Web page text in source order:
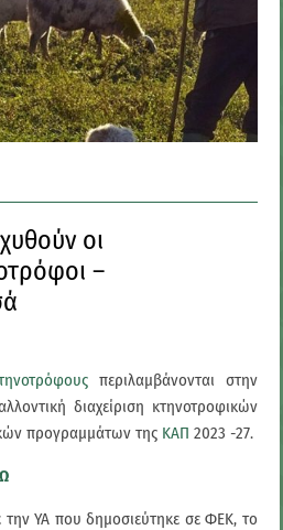
οι
–
περιλαμβάνονται στην
διαχείριση κτηνοτροφικών
προγραμμάτων της ΚΑΠ 2023 -27.
ΥΑ που δημοσιεύτηκε σε ΦΕΚ, το